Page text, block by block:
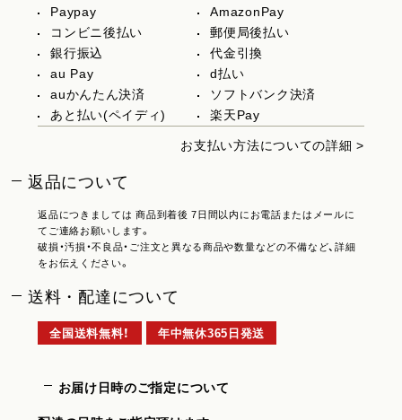
Paypay
AmazonPay
コンビニ後払い
郵便局後払い
銀行振込
代金引換
au Pay
d払い
auかんたん決済
ソフトバンク決済
あと払い(ペイディ)
楽天Pay
お支払い方法についての詳細 >
返品について
返品につきましては 商品到着後 7日間以内にお電話またはメールに
てご連絡お願いします。
破損・汚損・不良品・ご注文と異なる商品や数量などの不備など、詳細
をお伝えください。
送料・配達について
全国送料無料！ 年中無休365日発送
お届け日時のご指定について